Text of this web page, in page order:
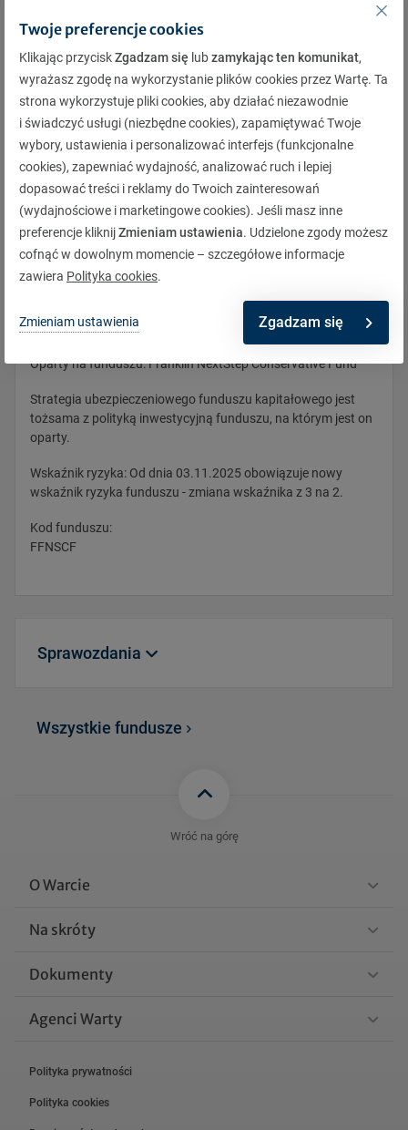
18 19 20 21 22 23 24
25 26 27 28 29 30 31
1 4
10
17 18 19 20 21 22 23
24 25 26 27 28 29 30
31 1 2 3 6
9.202510.202511.202512.20251.20262.20263.20264.20265.20266.2026
13
Pobierz
Opis
Oparty na funduszu: Franklin NextStep Conservative Fund
Strategia ubezpieczeniowego funduszu kapitałowego jest
tożsama z polityką inwestycyjną funduszu, na którym jest on
oparty.
Wskaźnik ryzyka: Od dnia 03.11.2025 obowiązuje nowy
wskaźnik ryzyka funduszu - zmiana wskaźnika z 3 na 2.
Kod funduszu:
FFNSCF
Sprawozdania
IN_NEXTSTEP_CONSERV
FFNSCF_WARTA_FRANKL
ATIVE_FUND_sprawozda
df
N_NEXTSTEP_CONSERVA
_polroczne_31.12.2025.pdf
Wszystkie fundusze
Wróć na górę
O Warcie
Na skróty
Dokumenty
Agenci Warty
Polityka prywatności
Polityka cookies
Twoje preferencje cookies
Klikając przyciskZgadzam się lubzamykając ten komunikat,
wyrażasz zgodę na wykorzystanie plików cookies przez Wartę. Ta
strona wykorzystuje pliki cookies, aby działać niezawodnie
i świadczyć usługi (niezbędne cookies), zapamiętywać Twoje
wybory, ustawienia i personalizować interfejs (funkcjonalne
cookies), zapewniać wydajność, analizować ruch i lepiej
dopasować treści i reklamy do Twoich zainteresowań
(wydajnościowe i marketingowe cookies). Jeśli masz inne
preferencje kliknijZmieniam ustawienia. Udzielone zgody możesz
cofnąć w dowolnym momencie – szczegółowe informacje
zawiera Polityka cookies.
Zmieniam ustawienia Zgadzam się